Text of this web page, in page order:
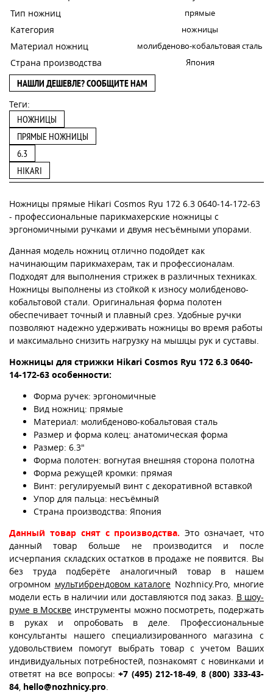
Тип ножниц прямые
Категория ножницы
Материал ножниц молибденово-кобальтовая сталь
Страна производства Япония
НАШЛИ ДЕШЕВЛЕ? СООБЩИТЕ НАМ
Теги:
НОЖНИЦЫ
ПРЯМЫЕ НОЖНИЦЫ
6.3
HIKARI
Ножницы прямые Hikari Cosmos Ryu 172 6.3 0640-14-172-63
- профессиональные парикмахерские ножницы с
эргономичными ручками и двумя несъёмными упорами.
Данная модель ножниц отлично подойдет как
начинающим парикмахерам, так и профессионалам.
Подходят для выполнения стрижек в различных техниках.
Ножницы выполнены из стойкой к износу молибденово-
кобальтовой стали. Оригинальная форма полотен
обеспечивает точный и плавный срез. Удобные ручки
позволяют надежно удерживать ножницы во время работы
и максимально снизить нагрузку на мышцы рук и суставы.
Ножницы для стрижки Hikari Cosmos Ryu 172 6.3 0640-
14-172-63 особенности:
Форма ручек: эргономичные
Вид ножниц: прямые
Материал: молибденово-кобальтовая сталь
Размер и форма колец: анатомическая форма
Размер: 6.3"
Форма полотен: вогнутая внешняя сторона полотна
Форма режущей кромки: прямая
Винт: регулируемый винт с декоративной вставкой
Упор для пальца: несъёмный
Страна производства: Япония
Данный товар снят с производства. Это означает, что
данный товар больше не производится и после
исчерпания складских остатков в продаже не появится. Вы
без труда подберёте аналогичный товар в нашем
огромном мультибрендовом каталоге Nozhnicy.Pro, многие
модели есть в наличии или доставляются под заказ. В шоу-
руме в Москве инструменты можно посмотреть, подержать
в руках и опробовать в деле. Профессиональные
консультанты нашего специализированного магазина с
удовольствием помогут выбрать товар с учетом Ваших
индивидуальных потребностей, познакомят с новинками и
ответят на все вопросы:+7 (495) 212-18-49 8 (800) 333-43-
84 hello@nozhnicy.pro